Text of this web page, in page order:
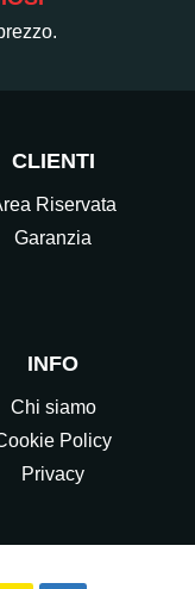
CLIENTI
Riservata
Garanzia
INFO
Chi siamo
Policy
Privacy